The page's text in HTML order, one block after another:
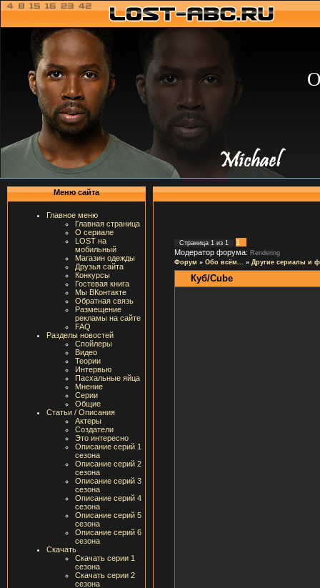
Меню сайта
Главное меню
Главная страница
О сериале
LOST на
мобильный
Магазин одежды
Друзья сайта
Конкурсы
Гостевая книга
Мы ВКонтакте
Обратная связь
Размещение
рекламы на сайте
FAQ
Разделы новостей
Спойлеры
Видео
Теории
Интервью
Пасхальные яйца
Мнение
Серии
Общие
Статьи / Описания
Актеры
Создатели
Это интересно
Описание серий 1
сезона
Описание серий 2
сезона
Описание серий 3
сезона
Описание серий 4
сезона
Описание серий 5
сезона
Описание серий 6
сезона
Скачать
Скачать серии 1
сезона
Скачать серии 2
сезона
Страница 1 из 1
1
Модератор форума: Rendering
Форум » Обо всём... » Другие сериалы и
Куб/Cube